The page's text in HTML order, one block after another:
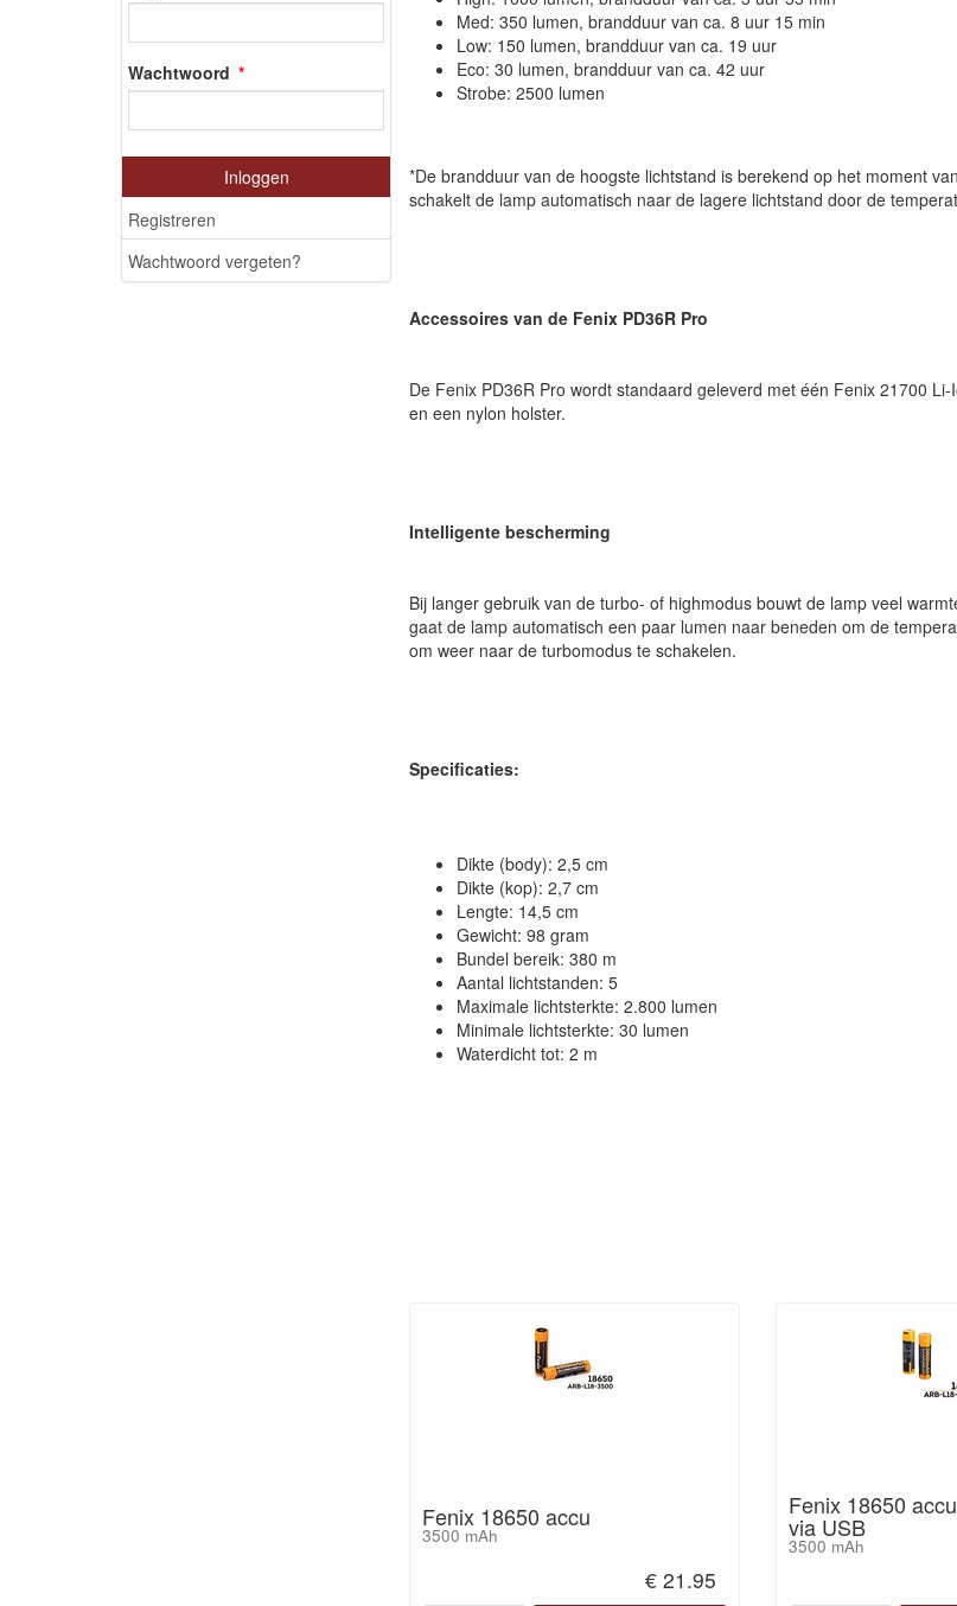
Wachtwoord
Inloggen
Registreren
Wachtwoord vergeten?
Med: 350 lumen, brandduur van ca. 8 uur 15 min
Low: 150 lumen, brandduur van ca. 19 uur
Eco: 30 lumen, brandduur van ca. 42 uur
Strobe: 2500 lumen
*De brandduur van de hoogste lichtstand is berekend op het moment
schakelt de lamp automatisch naar de lagere lichtstand door de
Accessoires van de Fenix PD36R Pro
De Fenix PD36R Pro wordt standaard geleverd met één Fenix 21700
en een nylon holster.
Intelligente bescherming
Bij langer gebruik van de turbo- of highmodus bouwt de lamp veel
gaat de lamp automatisch een paar lumen naar beneden om de
om weer naar de turbomodus te schakelen.
Specificaties:
Dikte (body): 2,5 cm
Dikte (kop): 2,7 cm
Lengte: 14,5 cm
Gewicht: 98 gram
Bundel bereik: 380 m
Aantal lichtstanden: 5
Maximale lichtsterkte: 2.800 lumen
Minimale lichtsterkte: 30 lumen
Waterdicht tot: 2 m
Fenix 18650 accu
3500 mAh
€ 21.95
Fenix 18650
via USB
3500 mAh